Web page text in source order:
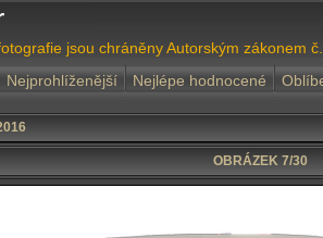
jsou chráněny Autorským zákonem
Nejprohlíženější Nejlépe hodnocené
OBRÁZEK 7/30